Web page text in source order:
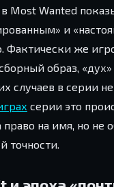
в Most Wanted
и
Фактически же
образ,
случаев в серии
серии это
право на имя, но не
точности.